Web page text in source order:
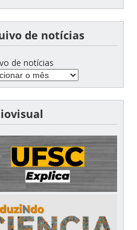
de notícias
de notícias